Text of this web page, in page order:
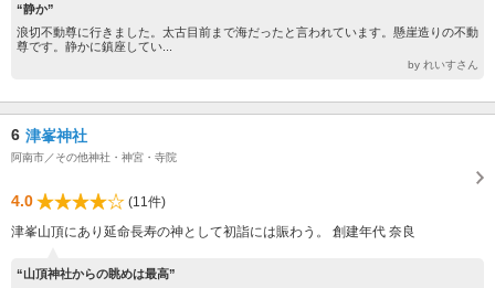
“静か”
浪切不動尊に行きました。太古目前まで海だったと言われています。懸崖造りの不動
尊です。静かに鎮座してい...
by れいすさん
6 津峯神社
阿南市／その他神社・神宮・寺院
4.0
(11件)
津峯山頂にあり延命長寿の神として初詣には賑わう。 創建年代 奈良
“山頂神社からの眺めは最高”